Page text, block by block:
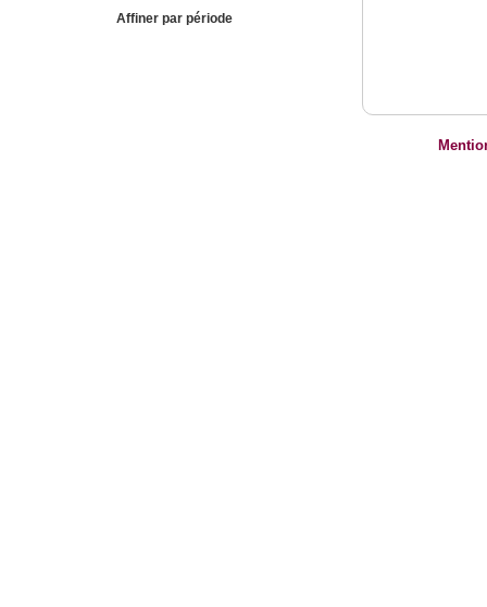
Affiner par période